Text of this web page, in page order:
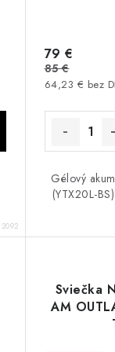
2092
64,23 € bez
79 €
85 €
Gélový
(YTX20L-
Sviečka
AM